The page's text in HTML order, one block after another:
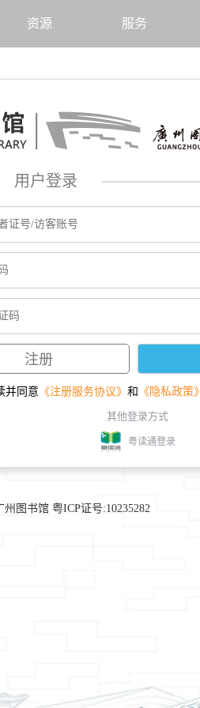
用户登录
并同意 《注册服务协议》 和 《隐私政策》
其他登录方式
粤读通登录
资源 服务
图书馆 粤ICP证号:10235282